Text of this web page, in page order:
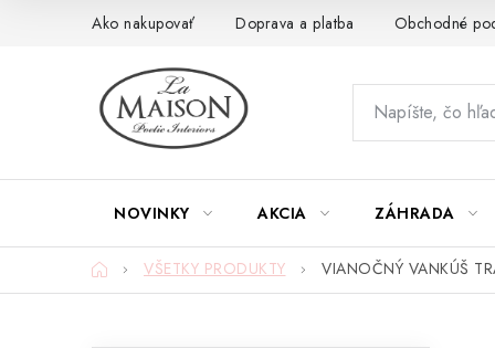
Ako nakupovať Doprava a platba Obchodné
NOVINKY AKCIA ZÁHRADA
DomovVŠETKY PRODUKTY VIANOČNÝ VANKÚŠ